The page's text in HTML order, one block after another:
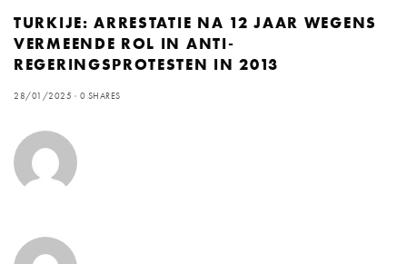
TURKIJE: ARRESTATIE NA 12 JAAR WEGENS
VERMEENDE ROL IN ANTI-
REGERINGSPROTESTEN IN 2013
28/01/2025 0 SHARES